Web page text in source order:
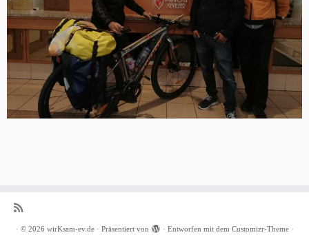
· © 2026 wirKsam-ev.de· Präsentiert von · Entworfen mit dem Customizr-Theme·